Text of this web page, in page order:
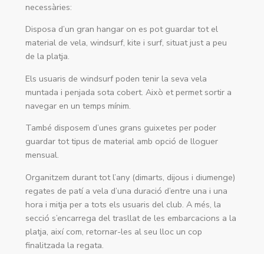
necessàries:
Disposa d’un gran hangar on es pot guardar tot el
material de vela, windsurf, kite i surf, situat just a peu
de la platja.
Els usuaris de windsurf poden tenir la seva vela
muntada i penjada sota cobert. Això et permet sortir a
navegar en un temps mínim.
També disposem d’unes grans guixetes per poder
guardar tot tipus de material amb opció de lloguer
mensual.
Organitzem durant tot l’any (dimarts, dijous i diumenge)
regates de patí a vela d’una duració d’entre una i una
hora i mitja per a tots els usuaris del club. A més, la
secció s’encarrega del trasllat de les embarcacions a la
platja, així com, retornar-les al seu lloc un cop
finalitzada la regata.